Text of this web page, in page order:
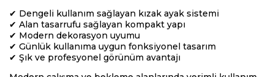
✔ Dengeli kullanım sağlayan kızak ayak sistemi
✔ Alan tasarrufu sağlayan kompakt yapı
✔ Modern dekorasyon uyumu
✔ Günlük kullanıma uygun fonksiyonel tasarım
✔ Şık ve profesyonel görünüm avantajı